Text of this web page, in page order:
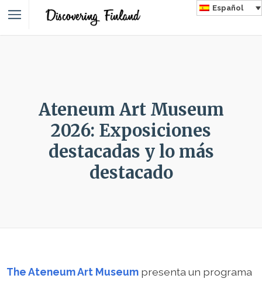
Español
Ateneum Art Museum
2026: Exposiciones
destacadas y lo más
destacado
The Ateneum Art Museum presenta un programa